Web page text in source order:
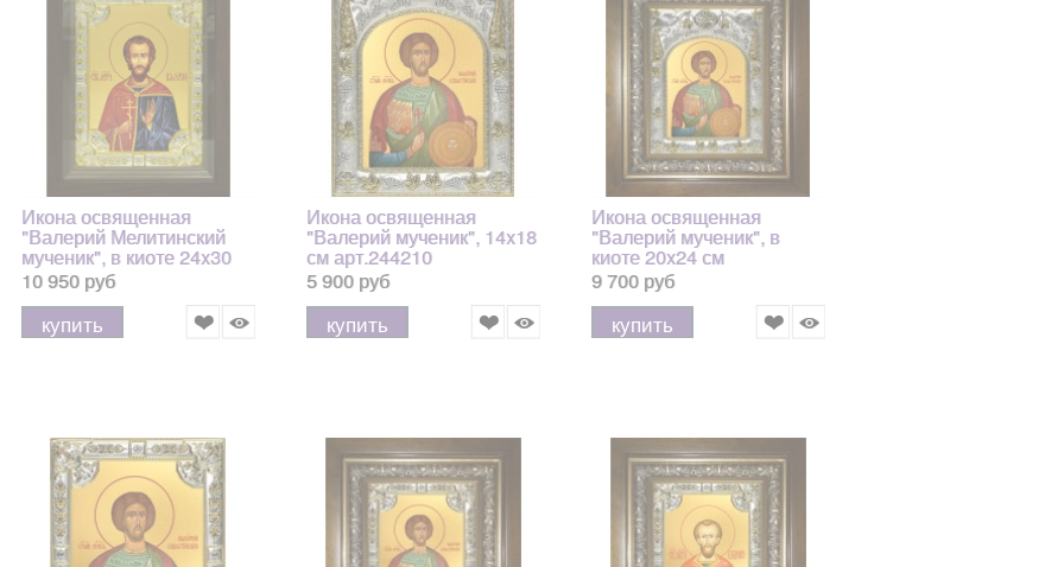
Икона освященная
"Валерий Мелитинский
мученик", в киоте 24x30
см
10 950 руб
купить
Икона освященная
"Валерий мученик", 14x18
см арт.244210
5 900 руб
купить
Икона освященная
"Валерий мученик", в
киоте 20x24 см
арт.244211
9 700 руб
купить